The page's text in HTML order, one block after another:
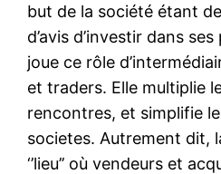
but de la société étant
d’avis d’investir dans
joue ce rôle
et traders. Elle multiplie
rencontres, et simplifie
societes. Autrement dit,
‘’lieu’’ où vendeurs et